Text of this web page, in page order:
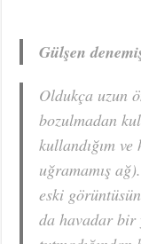
Gülşen
Oldukça uzun
bozulmadan
kullandığım
uğramamış
eski
da havadar bir